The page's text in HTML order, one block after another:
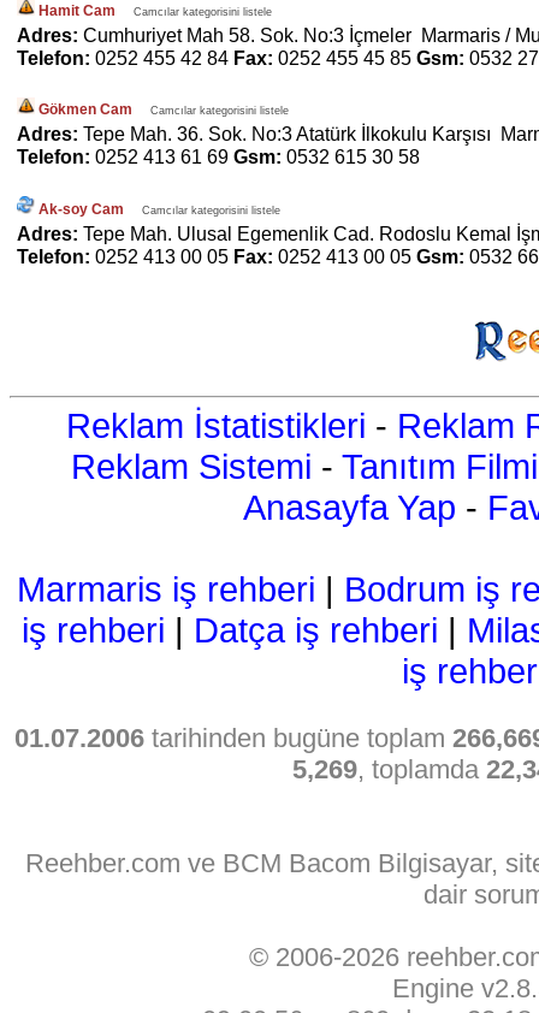
Hamit Cam Camcılar kategorisini listele
Adres: Cumhuriyet Mah 58. Sok. No:3 İçmeler Marmaris /
Telefon: 0252 455 42 84 Fax: 0252 455 45 85 Gsm: 0532
Gökmen Cam Camcılar kategorisini listele
Adres: Tepe Mah. 36. Sok. No:3 Atatürk İlkokulu Karşısı
Telefon: 0252 413 61 69 Gsm: 0532 615 30 58
Ak-soy Cam Camcılar kategorisini listele
Adres: Tepe Mah. Ulusal Egemenlik Cad. Rodoslu Kemal
Telefon: 0252 413 00 05 Fax: 0252 413 00 05 Gsm: 0532
Reklam İstatistikleri - Reklam
Reklam Sistemi - Tanıtım Filmi
Anasayfa Yap -
Marmaris iş rehberi | Bodrum iş
iş rehberi | Datça iş rehberi |
iş
01.07.2006tarihinden bugüne toplam
5,269, toplamda
Reehber.com ve BCM Bacom Bilgisayar,
dair
© 2006-2026
Engine